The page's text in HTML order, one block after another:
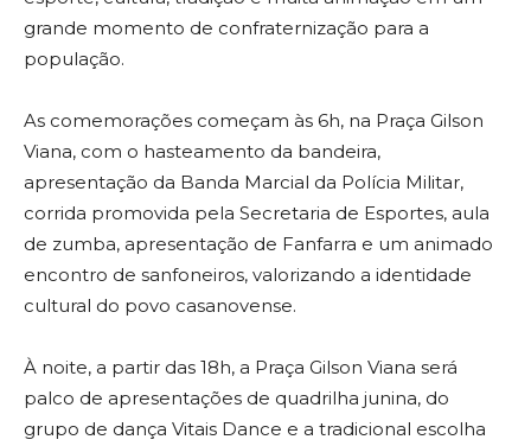
grande momento de confraternização para a
população.
As comemorações começam às 6h, na Praça Gilson
Viana, com o hasteamento da bandeira,
apresentação da Banda Marcial da Polícia Militar,
corrida promovida pela Secretaria de Esportes, aula
de zumba, apresentação de Fanfarra e um animado
encontro de sanfoneiros, valorizando a identidade
cultural do povo casanovense.
À noite, a partir das 18h, a Praça Gilson Viana será
palco de apresentações de quadrilha junina, do
grupo de dança Vitais Dance e a tradicional escolha